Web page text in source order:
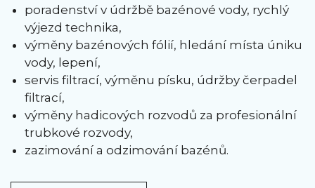
poradenství v údržbě bazénové vody, rychlý
výjezd technika,
výměny bazénových fólií, hledání místa úniku
vody, lepení,
servis filtrací, výměnu písku, údržby čerpadel
filtrací,
výměny hadicových rozvodů za profesionální
trubkové rozvody,
zazimování a odzimování bazénů.